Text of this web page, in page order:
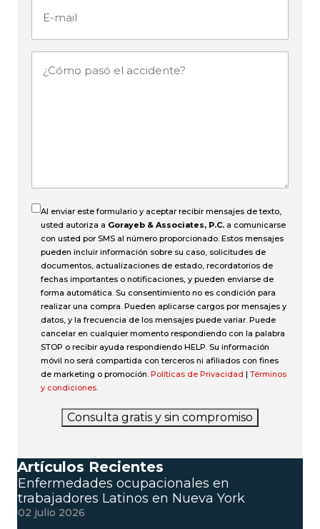
¿Cómo
Al enviar este formulario y aceptar recibir mensajes de texto,
usted autoriza a Gorayeb & Associates, P.C. a comunicarse
con usted por SMS al número proporcionado. Estos mensajes
pueden incluir información sobre su caso, solicitudes de
documentos, actualizaciones de estado, recordatorios de
fechas importantes o notificaciones, y pueden enviarse de
forma automática. Su consentimiento no es condición para
realizar una compra. Pueden aplicarse cargos por mensajes y
datos, y la frecuencia de los mensajes puede variar. Puede
cancelar en cualquier momento respondiendo con la palabra
STOP o recibir ayuda respondiendo HELP. Su información
móvil no será compartida con terceros ni afiliados con fines
de marketing o promoción. Políticas de Privacidad | Términos
y condiciones.
Consulta gratis y sin compromiso
Artículos Recientes
Enfermedades ocupacionales en
trabajadores Latinos en Nueva York
02 julio 2026